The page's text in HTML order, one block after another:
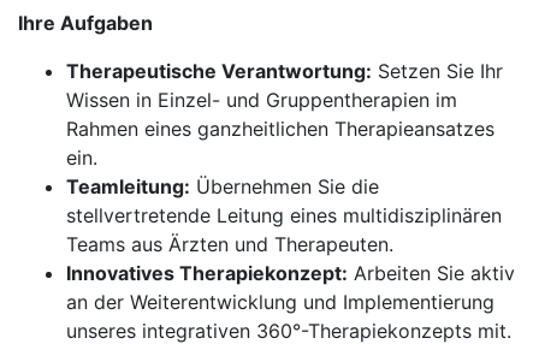
Ihre Aufgaben
Therapeutische Verantwortung: Setzen Sie Ihr
Wissen in Einzel- und Gruppentherapien im
Rahmen eines ganzheitlichen Therapieansatzes
ein.
Teamleitung: Übernehmen Sie die
stellvertretende Leitung eines multidisziplinären
Teams aus Ärzten und Therapeuten.
Innovatives Therapiekonzept: Arbeiten Sie aktiv
an der Weiterentwicklung und Implementierung
unseres integrativen 360°-Therapiekonzepts mit.